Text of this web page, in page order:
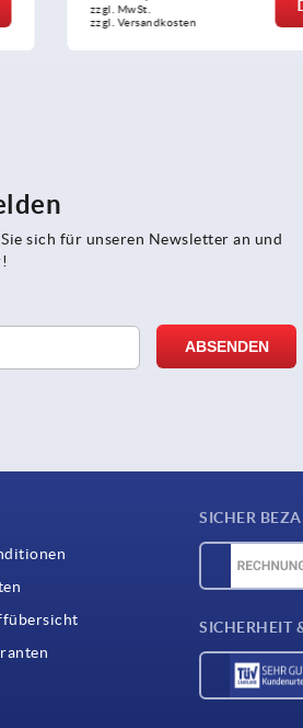
zzgl. MwSt.
zzgl. Versandkosten
sich für unseren Newsletter an und
SICHER
SICHERHEIT